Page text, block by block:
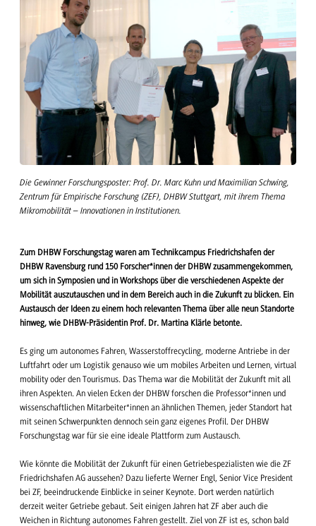
Die Gewinner Forschungsposter: Prof. Dr. Marc Kuhn und Maximilian Schwing,
Zentrum für Empirische Forschung (ZEF), DHBW Stuttgart, mit ihrem Thema
Mikromobilität – Innovationen in Institutionen.
Zum DHBW Forschungstag waren am Technikcampus Friedrichshafen der
DHBW Ravensburg rund 150 Forscher*innen der DHBW zusammengekommen,
um sich in Symposien und in Workshops über die verschiedenen Aspekte der
Mobilität auszutauschen und in dem Bereich auch in die Zukunft zu blicken. Ein
Austausch der Ideen zu einem hoch relevanten Thema über alle neun Standorte
hinweg, wie DHBW-Präsidentin Prof. Dr. Martina Klärle betonte.
Es ging um autonomes Fahren, Wasserstoffrecycling, moderne Antriebe in der
Luftfahrt oder um Logistik genauso wie um mobiles Arbeiten und Lernen, virtual
mobility oder den Tourismus. Das Thema war die Mobilität der Zukunft mit all
ihren Aspekten. An vielen Ecken der DHBW forschen die Professor*innen und
wissenschaftlichen Mitarbeiter*innen an ähnlichen Themen, jeder Standort hat
mit seinen Schwerpunkten dennoch sein ganz eigenes Profil. Der DHBW
Forschungstag war für sie eine ideale Plattform zum Austausch.
Wie könnte die Mobilität der Zukunft für einen Getriebespezialisten wie die ZF
Friedrichshafen AG aussehen? Dazu lieferte Werner Engl, Senior Vice President
bei ZF, beeindruckende Einblicke in seiner Keynote. Dort werden natürlich
derzeit weiter Getriebe gebaut. Seit einigen Jahren hat ZF aber auch die
Weichen in Richtung autonomes Fahren gestellt. Ziel von ZF ist es, schon bald